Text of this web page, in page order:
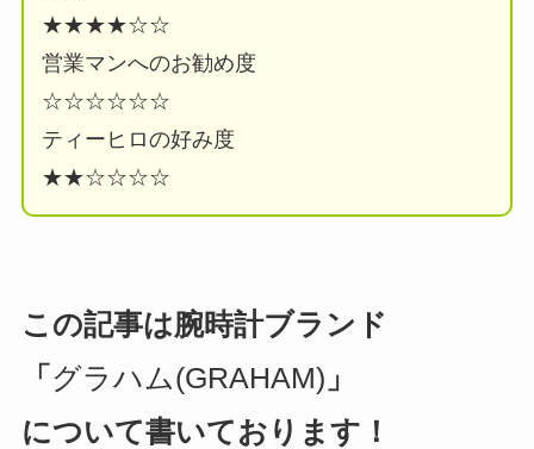
★★★★☆☆
営業マンへのお勧め度
☆☆☆☆☆☆
ティーヒロの好み度
★★☆☆☆☆
この記事は腕時計ブランド
「グラハム(GRAHAM) 」
について書いております！